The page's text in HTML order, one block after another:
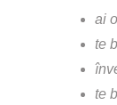
ai
te
te